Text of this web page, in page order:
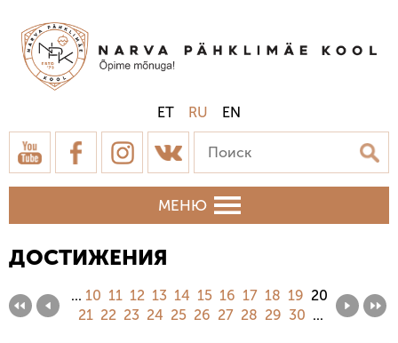
ET RU EN
МЕНЮ
ДОСТИЖЕНИЯ
... 10 11 12 13 14 15 16 17 18 19 20
21 22 23 24 25 26 27 28 29 30 ...